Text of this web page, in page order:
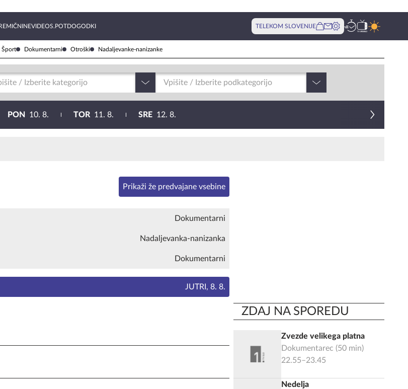
VIDEOS.POTDOGODKI TELEKOM SLOVENIJE
Šport Dokumentarni Otroški Nadaljevanke-nanizanke
/ Izberite kategorijo Vpišite / Izberite podkategorijo
PON 10. 8. TOR 11. 8. SRE 12. 8.
Prikaži že predvajane vsebine
Dokumentarni
Nadaljevanka-nanizanka
Dokumentarni
JUTRI, 8. 8.
ZDAJ NA SPOREDU
Zvezde velikega platna
Dokumentarec (50 min)
22.55–23.45
Nedelja